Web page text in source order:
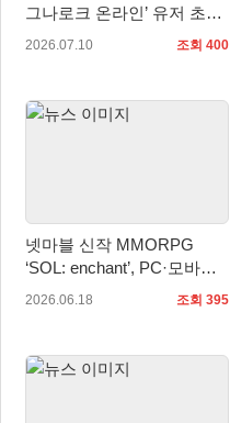
그나로크 온라인’ 유저 초청
토론회 개최!
2026.07.10 조회 400
넷마블 신작 MMORPG
‘SOL: enchant’, PC·모바일
국내 정식 출시
2026.06.18 조회 395